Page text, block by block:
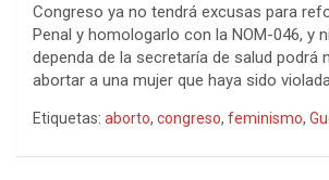
Congreso ya no tendrá excusas para
Penal y homologarlo con la NOM-046, y
dependa de la secretaría de salud podrá
abortar a una mujer que haya sido
Etiquetas: aborto, congreso, feminismo,